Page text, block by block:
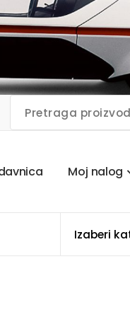
avnica Moj nalog